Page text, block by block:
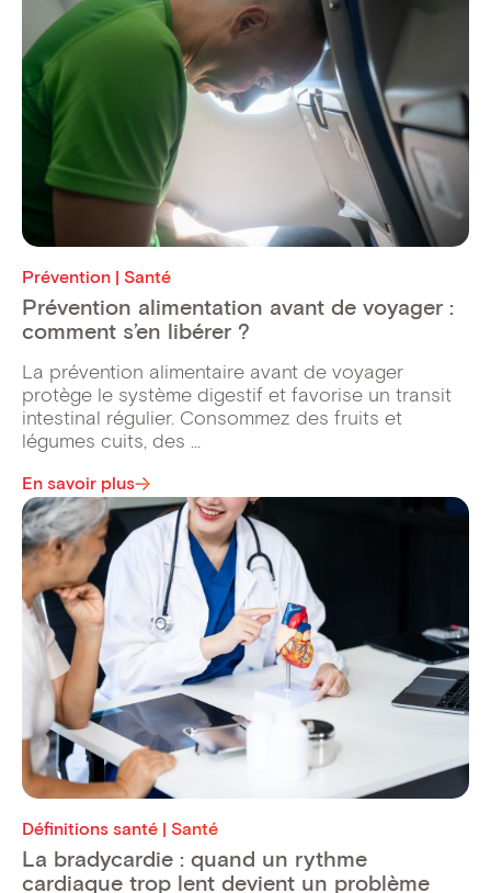
Prévention | Santé
Prévention alimentation avant de voyager :
comment s’en libérer ?
La prévention alimentaire avant de voyager
protège le système digestif et favorise un transit
intestinal régulier. Consommez des fruits et
légumes cuits, des ...
En savoir plus
Définitions santé | Santé
La bradycardie : quand un rythme
cardiaque trop lent devient un problème